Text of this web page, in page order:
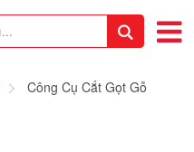
Công Cụ Cắt Gọt Gỗ